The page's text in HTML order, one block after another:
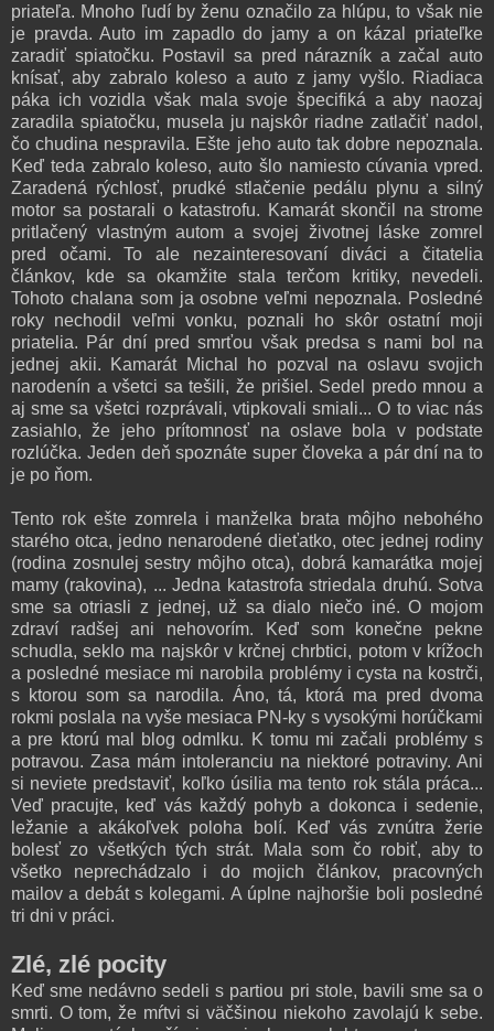
priateľa. Mnoho ľudí by ženu označilo za hlúpu, to však nie
je pravda. Auto im zapadlo do jamy a on kázal priateľke
zaradiť spiatočku. Postavil sa pred nárazník a začal auto
knísať, aby zabralo koleso a auto z jamy vyšlo. Riadiaca
páka ich vozidla však mala svoje špecifiká a aby naozaj
zaradila spiatočku, musela ju najskôr riadne zatlačiť nadol,
čo chudina nespravila. Ešte jeho auto tak dobre nepoznala.
Keď teda zabralo koleso, auto šlo namiesto cúvania vpred.
Zaradená rýchlosť, prudké stlačenie pedálu plynu a silný
motor sa postarali o katastrofu. Kamarát skončil na strome
pritlačený vlastným autom a svojej životnej láske zomrel
pred očami. To ale nezainteresovaní diváci a čitatelia
článkov, kde sa okamžite stala terčom kritiky, nevedeli.
Tohoto chalana som ja osobne veľmi nepoznala. Posledné
roky nechodil veľmi vonku, poznali ho skôr ostatní moji
priatelia. Pár dní pred smrťou však predsa s nami bol na
jednej akii. Kamarát Michal ho pozval na oslavu svojich
narodenín a všetci sa tešili, že prišiel. Sedel predo mnou a
aj sme sa všetci rozprávali, vtipkovali smiali... O to viac nás
zasiahlo, že jeho prítomnosť na oslave bola v podstate
rozlúčka. Jeden deň spoznáte super človeka a pár dní na to
je po ňom.
Tento rok ešte zomrela i manželka brata môjho nebohého
starého otca, jedno nenarodené dieťatko, otec jednej rodiny
(rodina zosnulej sestry môjho otca), dobrá kamarátka mojej
mamy (rakovina), ... Jedna katastrofa striedala druhú. Sotva
sme sa otriasli z jednej, už sa dialo niečo iné. O mojom
zdraví radšej ani nehovorím. Keď som konečne pekne
schudla, seklo ma najskôr v krčnej chrbtici, potom v krížoch
a posledné mesiace mi narobila problémy i cysta na kostrči,
s ktorou som sa narodila. Áno, tá, ktorá ma pred dvoma
rokmi poslala na vyše mesiaca PN-ky s vysokými horúčkami
a pre ktorú mal blog odmlku. K tomu mi začali problémy s
potravou. Zasa mám intoleranciu na niektoré potraviny. Ani
si neviete predstaviť, koľko úsilia ma tento rok stála práca...
Veď pracujte, keď vás každý pohyb a dokonca i sedenie,
ležanie a akákoľvek poloha bolí. Keď vás zvnútra žerie
bolesť zo všetkých tých strát. Mala som čo robiť, aby to
všetko neprechádzalo i do mojich článkov, pracovných
mailov a debát s kolegami. A úplne najhoršie boli posledné
tri dni v práci.
Zlé, zlé pocity
Keď sme nedávno sedeli s partiou pri stole, bavili sme sa o
smrti. O tom, že mŕtvi si väčšinou niekoho zavolajú k sebe.